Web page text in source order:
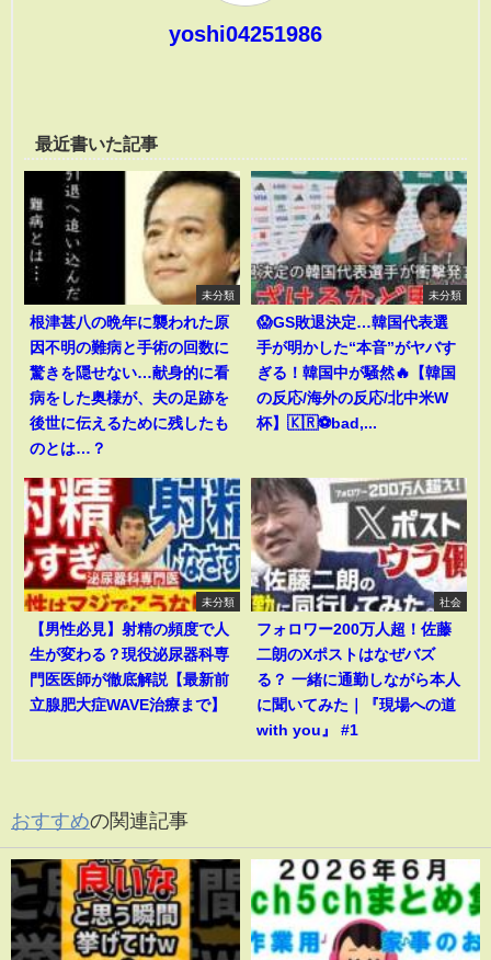
yoshi04251986
最近書いた記事
未分類
根津甚八の晩年に襲われた原
因不明の難病と手術の回数に
驚きを隠せない…献身的に看
病をした奥様が、夫の足跡を
後世に伝えるために残したも
のとは…？
未分類
😱GS敗退決定…韓国代表選
手が明かした“本音”がヤバす
ぎる！韓国中が騒然🔥【韓国
の反応/海外の反応/北中米W
杯】🇰🇷⚽bad,...
未分類
【男性必見】射精の頻度で人
生が変わる？現役泌尿器科専
門医医師が徹底解説【最新前
立腺肥大症WAVE治療まで】
社会
フォロワー200万人超！佐藤
二朗のXポストはなぜバズ
る？ 一緒に通勤しながら本人
に聞いてみた｜『現場への道
with you』 #1
おすすめの関連記事